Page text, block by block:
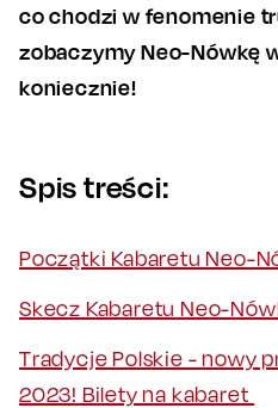
co chodzi w fenomenie
zobaczymy Neo-Nówkę
koniecznie!
Spis treści:
Początki Kabaretu Neo-
Skecz Kabaretu Neo-
Tradycje Polskie - nowy
2023! Bilety na kabaret